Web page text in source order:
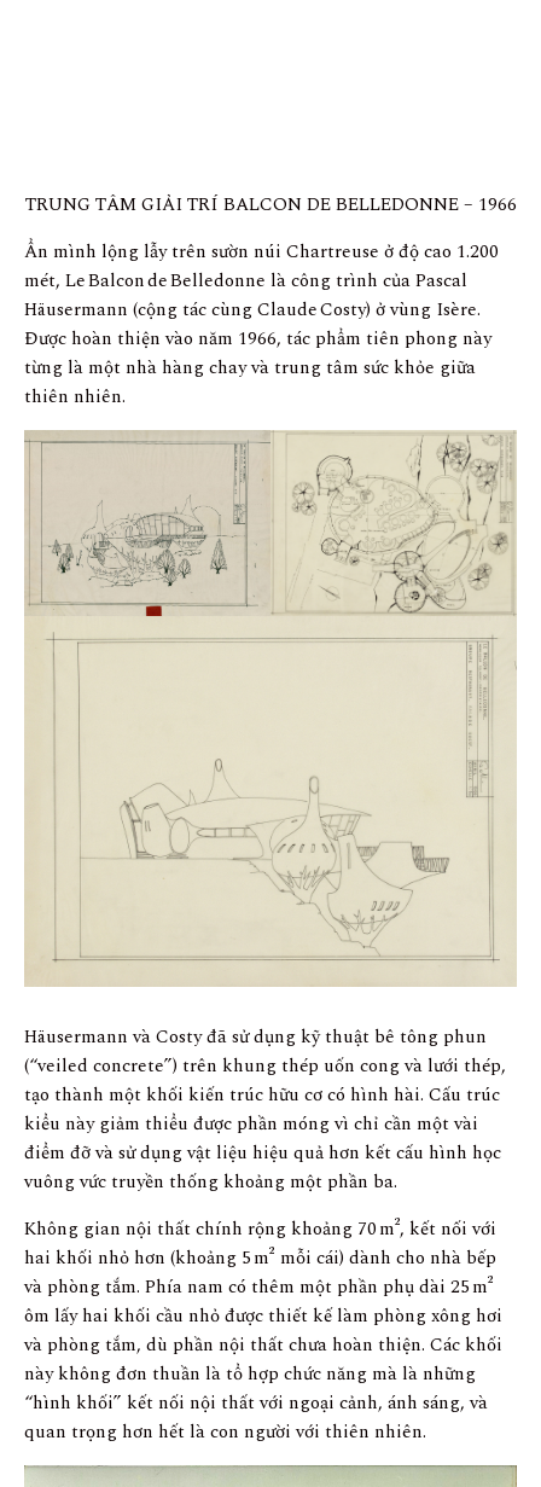
TRUNG TÂM GIẢI TRÍ BALCON DE BELLEDONNE – 1966
Ẩn mình lộng lẫy trên sườn núi Chartreuse ở độ cao 1.200
mét, Le Balcon de Belledonne là công trình của Pascal
Häusermann (cộng tác cùng Claude Costy) ở vùng Isère.
Được hoàn thiện vào năm 1966, tác phẩm tiên phong này
từng là một nhà hàng chay và trung tâm sức khỏe giữa
thiên nhiên.
Häusermann và Costy đã sử dụng kỹ thuật bê tông phun
(“veiled concrete”) trên khung thép uốn cong và lưới thép,
tạo thành một khối kiến trúc hữu cơ có hình hài. Cấu trúc
kiểu này giảm thiểu được phần móng vì chỉ cần một vài
điểm đỡ và sử dụng vật liệu hiệu quả hơn kết cấu hình học
vuông vức truyền thống khoảng một phần ba.
Không gian nội thất chính rộng khoảng 70 m², kết nối với
hai khối nhỏ hơn (khoảng 5 m² mỗi cái) dành cho nhà bếp
và phòng tắm. Phía nam có thêm một phần phụ dài 25 m²
ôm lấy hai khối cầu nhỏ được thiết kế làm phòng xông hơi
và phòng tắm, dù phần nội thất chưa hoàn thiện. Các khối
này không đơn thuần là tổ hợp chức năng mà là những
“hình khối” kết nối nội thất với ngoại cảnh, ánh sáng, và
quan trọng hơn hết là con người với thiên nhiên.